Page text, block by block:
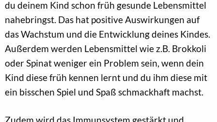
du deinem Kind schon früh gesunde Lebensmittel
nahebringst. Das hat positive Auswirkungen auf
das Wachstum und die Entwicklung deines Kindes.
Außerdem werden Lebensmittel wie z.B. Brokkoli
oder Spinat weniger ein Problem sein, wenn dein
Kind diese früh kennen lernt und du ihm diese mit
ein bisschen Spiel und Spaß schmackhaft machst.